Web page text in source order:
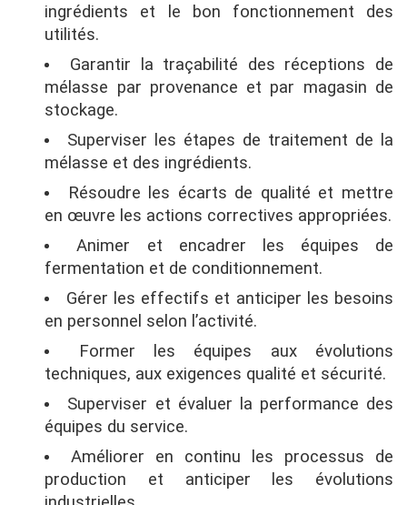
ingrédients et le bon fonctionnement des
utilités.
Garantir la traçabilité des réceptions de
mélasse par provenance et par magasin de
stockage.
Superviser les étapes de traitement de la
mélasse et des ingrédients.
Résoudre les écarts de qualité et mettre
en œuvre les actions correctives appropriées.
Animer et encadrer les équipes de
fermentation et de conditionnement.
Gérer les effectifs et anticiper les besoins
en personnel selon l’activité.
Former les équipes aux évolutions
techniques, aux exigences qualité et sécurité.
Superviser et évaluer la performance des
équipes du service.
Améliorer en continu les processus de
production et anticiper les évolutions